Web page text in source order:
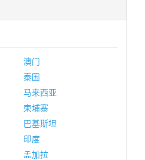
澳门
泰国
马来西亚
柬埔寨
巴基斯坦
印度
孟加拉